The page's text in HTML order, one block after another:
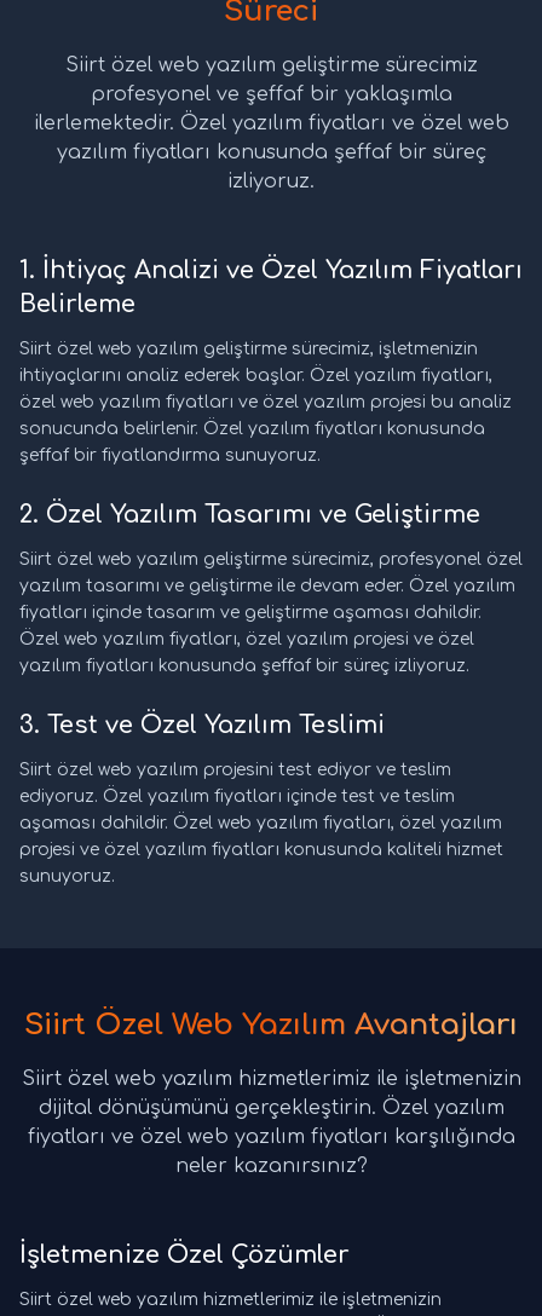
Süreci
Siirt özel web yazılım geliştirme sürecimiz
profesyonel ve şeffaf bir yaklaşımla
ilerlemektedir. Özel yazılım fiyatları ve özel web
yazılım fiyatları konusunda şeffaf bir süreç
izliyoruz.
1. İhtiyaç Analizi ve Özel Yazılım Fiyatları
Belirleme
Siirt özel web yazılım geliştirme sürecimiz, işletmenizin
ihtiyaçlarını analiz ederek başlar. Özel yazılım fiyatları,
özel web yazılım fiyatları ve özel yazılım projesi bu analiz
sonucunda belirlenir. Özel yazılım fiyatları konusunda
şeffaf bir fiyatlandırma sunuyoruz.
2. Özel Yazılım Tasarımı ve Geliştirme
Siirt özel web yazılım geliştirme sürecimiz, profesyonel özel
yazılım tasarımı ve geliştirme ile devam eder. Özel yazılım
fiyatları içinde tasarım ve geliştirme aşaması dahildir.
Özel web yazılım fiyatları, özel yazılım projesi ve özel
yazılım fiyatları konusunda şeffaf bir süreç izliyoruz.
3. Test ve Özel Yazılım Teslimi
Siirt özel web yazılım projesini test ediyor ve teslim
ediyoruz. Özel yazılım fiyatları içinde test ve teslim
aşaması dahildir. Özel web yazılım fiyatları, özel yazılım
projesi ve özel yazılım fiyatları konusunda kaliteli hizmet
sunuyoruz.
Siirt Özel Web Yazılım Avantajları
Siirt özel web yazılım hizmetlerimiz ile işletmenizin
dijital dönüşümünü gerçekleştirin. Özel yazılım
fiyatları ve özel web yazılım fiyatları karşılığında
neler kazanırsınız?
İşletmenize Özel Çözümler
Siirt özel web yazılım hizmetlerimiz ile işletmenizin